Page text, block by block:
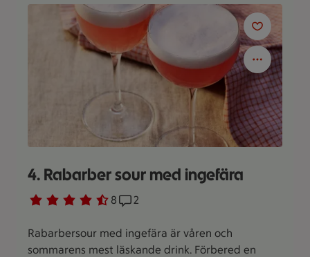
4. Rabarber sour med ingefära
Betyg 4.6 av 5. 8
8 personer har röstatReceptet har 2 kommentarer
2
Rabarbersour med ingefära är våren och
sommarens mest läskande drink. Förbered en